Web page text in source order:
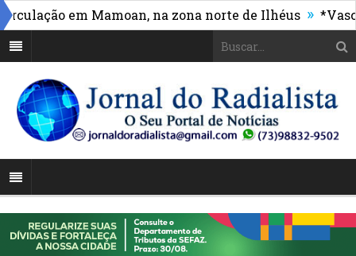
em Mamoan, na zona norte de Ilhéus » *Vasco